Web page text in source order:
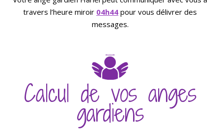
travers l’heure miroir 04h44 pour vous délivrer des
messages.
Calcul de vos anges
gardiens